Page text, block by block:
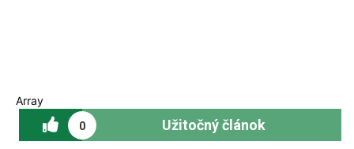
Array
0 Užitočný článok